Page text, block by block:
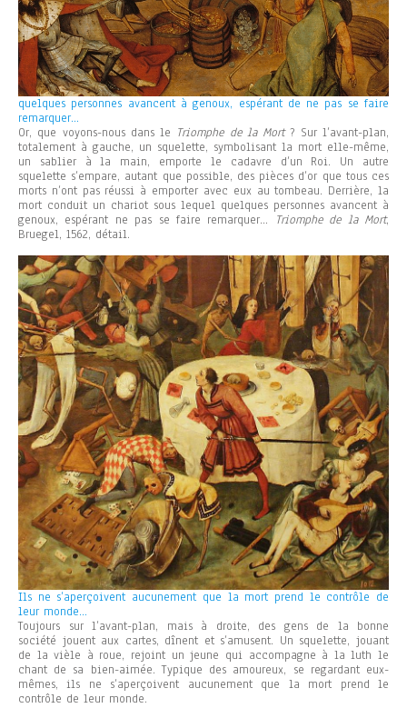
quelques personnes avancent à genoux, espérant de ne pas se faire
remarquer…
Or, que voyons-nous dans le Triomphe de la Mort? Sur l’avant-plan,
totalement à gauche, un squelette, symbolisant la mort elle-même,
un sablier à la main, emporte le cadavre d’un Roi. Un autre
squelette s’empare, autant que possible, des pièces d’or que tous ces
morts n’ont pas réussi à emporter avec eux au tombeau. Derrière, la
mort conduit un chariot sous lequel quelques personnes avancent à
genoux, espérant ne pas se faire remarquer…
Triomphe de la Mort,
Bruegel, 1562, détail.
Ils ne s’aperçoivent aucunement que la mort prend le contrôle de
leur monde…
Toujours sur l’avant-plan, mais à droite, des gens de la bonne
société jouent aux cartes, dînent et s’amusent. Un squelette, jouant
de la vièle à roue, rejoint un jeune qui accompagne à la luth le
chant de sa bien-aimée. Typique des amoureux, se regardant eux-
mêmes, ils ne s’aperçoivent aucunement que la mort prend le
contrôle de leur monde.